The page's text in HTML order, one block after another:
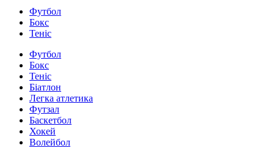
Футбол
Бокс
Теніс
Футбол
Бокс
Теніс
Біатлон
Легка атлетика
Футзал
Баскетбол
Хокей
Волейбол